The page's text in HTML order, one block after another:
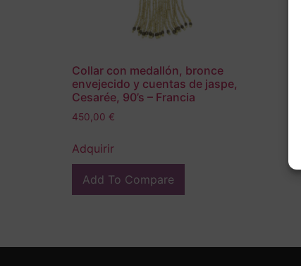
Collar con medallón, bronce
envejecido y cuentas de jaspe,
Cesarée, 90’s – Francia
450,00 €
Adquirir
Add To Compare